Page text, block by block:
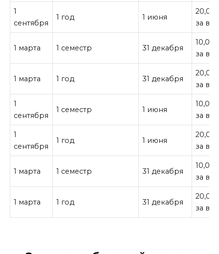
1
сентября
1 год 1 июня
за все
1 марта 1 семестр 31 декабря
за все
1 марта 1 год 31 декабря
за все
1
сентября
1 семестр 1 июня
за все
1
сентября
1 год 1 июня
за все
1 марта 1 семестр 31 декабря
за все
1 марта 1 год 31 декабря
за все